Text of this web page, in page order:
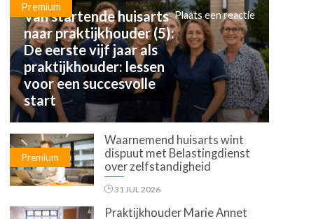
Premium
Van startende huisarts
naar praktijkhouder (5):
De eerste vijf jaar als
praktijkhouder: lessen
voor een succesvolle
start
Plaats een reactie
Premium
Waarnemend huisarts wint
dispuut met Belastingdienst
over zelfstandigheid
31 JUL 2026
Praktijkhouder Marie Annet